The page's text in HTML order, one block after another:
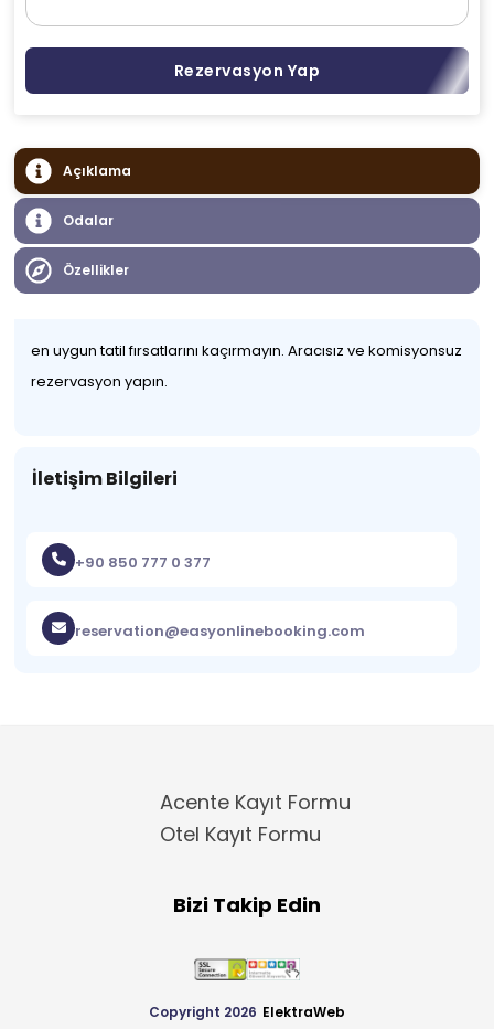
Rezervasyon Yap
Açıklama
Odalar
Özellikler
en uygun tatil fırsatlarını kaçırmayın. Aracısız ve komisyonsuz
rezervasyon yapın.
İletişim Bilgileri
+90 850 777 0 377
reservation@easyonlinebooking.com
Acente Kayıt Formu
Otel Kayıt Formu
Bizi Takip Edin
Copyright 2026 ElektraWeb